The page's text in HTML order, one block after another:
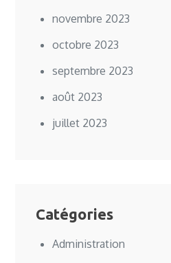
novembre 2023
octobre 2023
septembre 2023
août 2023
juillet 2023
Catégories
Administration